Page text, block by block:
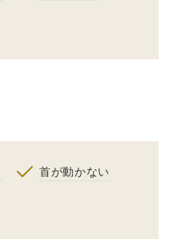
首が動かない